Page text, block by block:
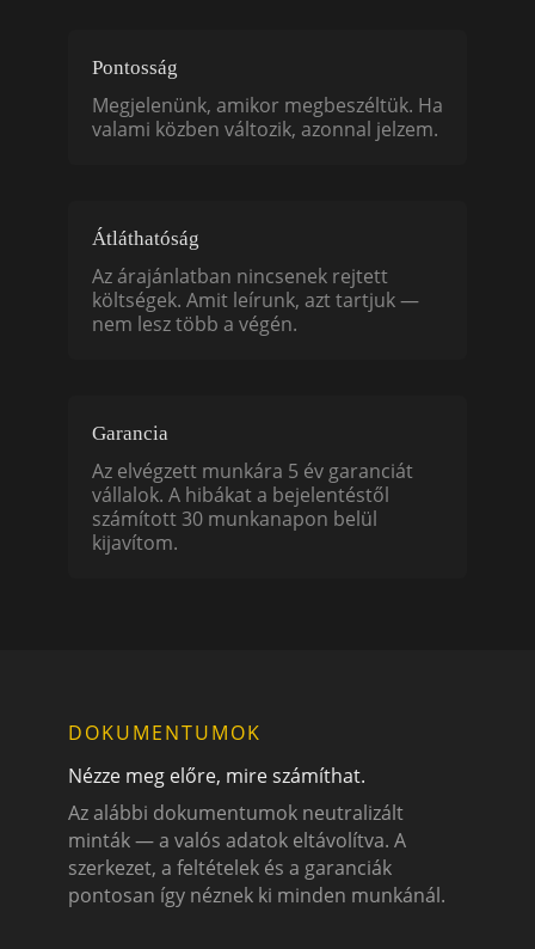
Pontosság
Megjelenünk, amikor megbeszéltük. Ha
valami közben változik, azonnal jelzem.
Átláthatóság
Az árajánlatban nincsenek rejtett
költségek. Amit leírunk, azt tartjuk —
nem lesz több a végén.
Garancia
Az elvégzett munkára 5 év garanciát
vállalok. A hibákat a bejelentéstől
számított 30 munkanapon belül
kijavítom.
DOKUMENTUMOK
Nézze meg előre, mire számíthat.
Az alábbi dokumentumok neutralizált
minták — a valós adatok eltávolítva. A
szerkezet, a feltételek és a garanciák
pontosan így néznek ki minden munkánál.